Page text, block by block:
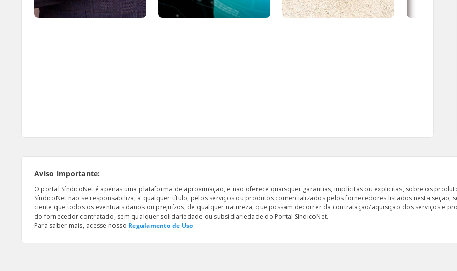
Aviso importante:
O portal SíndicoNet é apenas uma plataforma de aproximação, e não oferece quaisquer garantias, implícitas ou explicitas, sobre os
SíndicoNet não se responsabiliza, a qualquer título, pelos serviços ou produtos comercializados pelos fornecedores listados nesta seção,
ciente que todos os eventuais danos ou prejuízos, de qualquer natureza, que possam decorrer da contratação/aquisição dos serviços e
do fornecedor contratado, sem qualquer solidariedade ou subsidiariedade do Portal SíndicoNet.
Para saber mais, acesse nosso Regulamento de Uso.